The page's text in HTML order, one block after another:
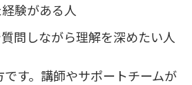
験がある人
問しながら理解を深めたい人
す。講師やサポートチームが